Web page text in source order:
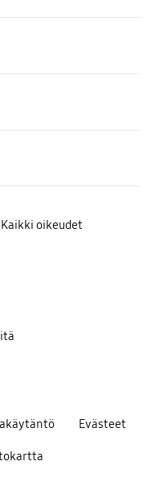
oikeudet
Evästeet